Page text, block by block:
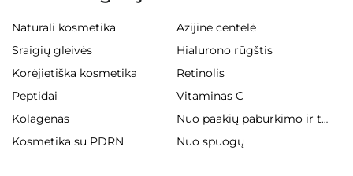
Natūrali kosmetika
Azijinė centelė
Sraigių gleivės
Hialurono rūgštis
Korėjietiška kosmetika
Retinolis
Peptidai
Vitaminas C
Kolagenas
Nuo paakių paburkimo ir tamsių ratilų
Kosmetika su PDRN Nuo spuogų